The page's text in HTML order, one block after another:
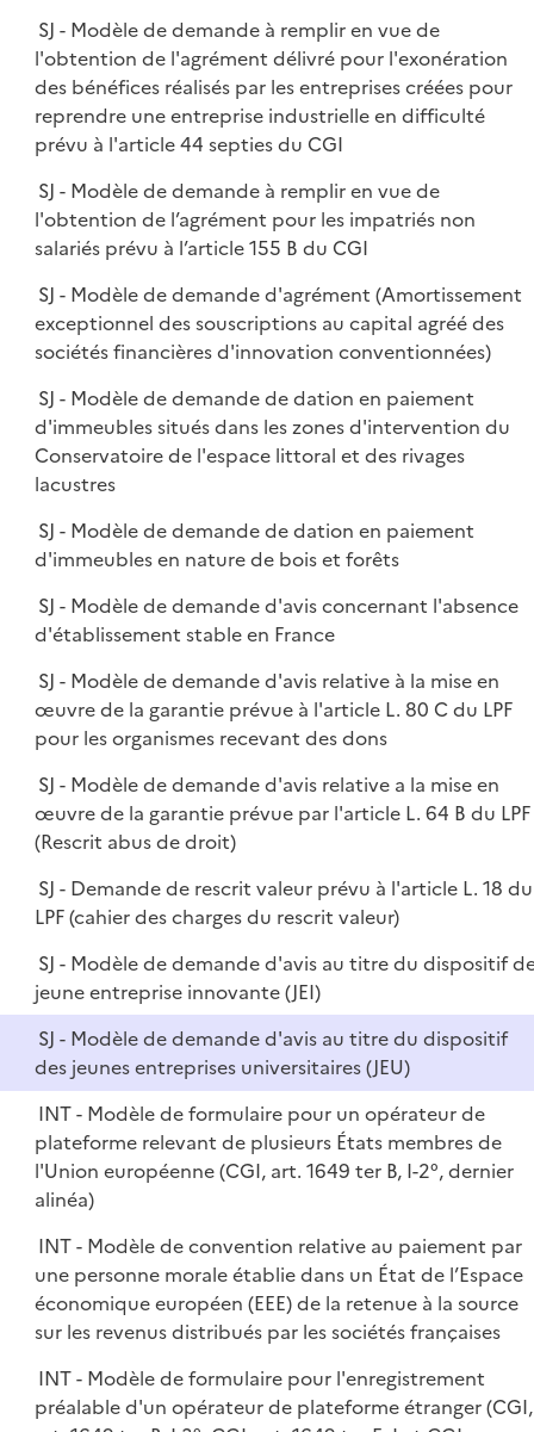
SJ - Modèle de demande à remplir en vue de
l'obtention de l'agrément délivré pour l'exonération
des bénéfices réalisés par les entreprises créées pour
reprendre une entreprise industrielle en difficulté
prévu à l'article 44 septies du CGI
SJ - Modèle de demande à remplir en vue de
l'obtention de l’agrément pour les impatriés non
salariés prévu à l’article 155 B du CGI
SJ - Modèle de demande d'agrément (Amortissement
exceptionnel des souscriptions au capital agréé des
sociétés financières d'innovation conventionnées)
SJ - Modèle de demande de dation en paiement
d'immeubles situés dans les zones d'intervention du
Conservatoire de l'espace littoral et des rivages
lacustres
SJ - Modèle de demande de dation en paiement
d'immeubles en nature de bois et forêts
SJ - Modèle de demande d'avis concernant l'absence
d'établissement stable en France
SJ - Modèle de demande d'avis relative à la mise en
œuvre de la garantie prévue à l'article L. 80 C du LPF
pour les organismes recevant des dons
SJ - Modèle de demande d'avis relative a la mise en
œuvre de la garantie prévue par l'article L. 64 B du LPF
(Rescrit abus de droit)
SJ - Demande de rescrit valeur prévu à l'article L. 18 du
LPF (cahier des charges du rescrit valeur)
SJ - Modèle de demande d'avis au titre du dispositif
jeune entreprise innovante (JEI)
SJ - Modèle de demande d'avis au titre du dispositif
des jeunes entreprises universitaires (JEU)
INT - Modèle de formulaire pour un opérateur de
plateforme relevant de plusieurs États membres de
l'Union européenne (CGI, art. 1649 ter B, I-2°, dernier
alinéa)
INT - Modèle de convention relative au paiement par
une personne morale établie dans un État de l’Espace
économique européen (EEE) de la retenue à la source
sur les revenus distribués par les sociétés françaises
INT - Modèle de formulaire pour l'enregistrement
préalable d'un opérateur de plateforme étranger (CGI,